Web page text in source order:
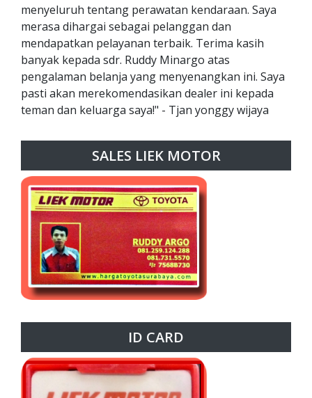
menyeluruh tentang perawatan kendaraan. Saya
merasa dihargai sebagai pelanggan dan
mendapatkan pelayanan terbaik. Terima kasih
banyak kepada sdr. Ruddy Minargo atas
pengalaman belanja yang menyenangkan ini. Saya
pasti akan merekomendasikan dealer ini kepada
teman dan keluarga saya!" - Tjan yonggy wijaya
SALES LIEK MOTOR
ID CARD